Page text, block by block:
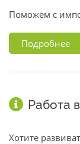
Поможем с
Подробнее
Работа
Хотите